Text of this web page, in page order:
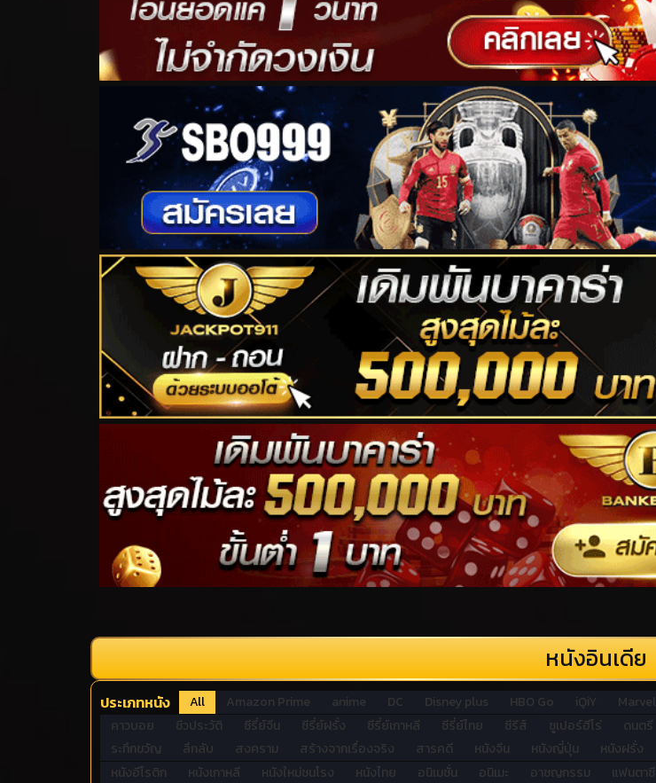
หนังอินเดีย
ประเภทหนัง All Amazon Prime anime DC Disney plus HBO Go iQiY Marvel
คาวบอย
ชีวประวัติ ซีรี่ย์จีน ซีรี่ย์ฝรั่ง ซีรี่ย์เกาหลี ซีรี่ย์ไทย ซีรีส์ ซูเปอร์ฮีโร่ ดนตรี
ระทึกขวัญ
ลึกลับ สงคราม สร้างจากเรื่องจริง สารคดี หนังจีน หนังญี่ปุ่น หนังฝรั่ง
หนังอีโรติก
หนังเกาหลี หนังใหม่ชนโรง หนังไทย อนิเมชั่น อนิเมะ อาชญกรรม แฟนตาซี